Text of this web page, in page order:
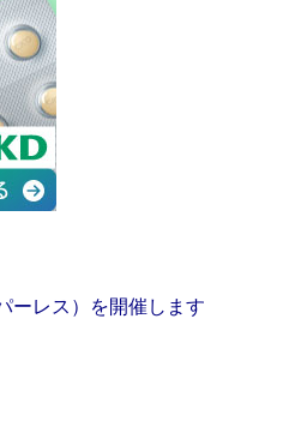
ーレス）を開催します